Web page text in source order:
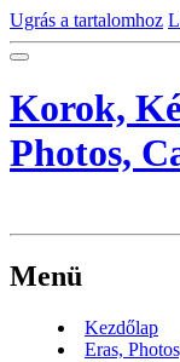
Ugrás a tartalomhoz
Korok,
Photos,
Menü
Kezdőlap
Eras,